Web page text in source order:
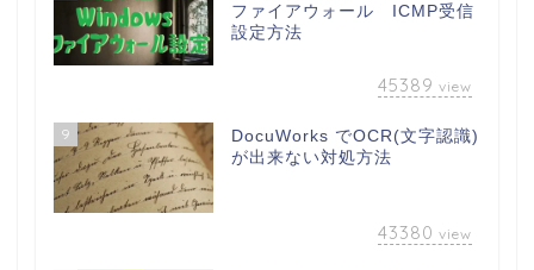
ファイアウォール ICMP受信
設定方法
45389 view
9
DocuWorks でOCR(文字認識)
が出来ない対処方法
43380 view